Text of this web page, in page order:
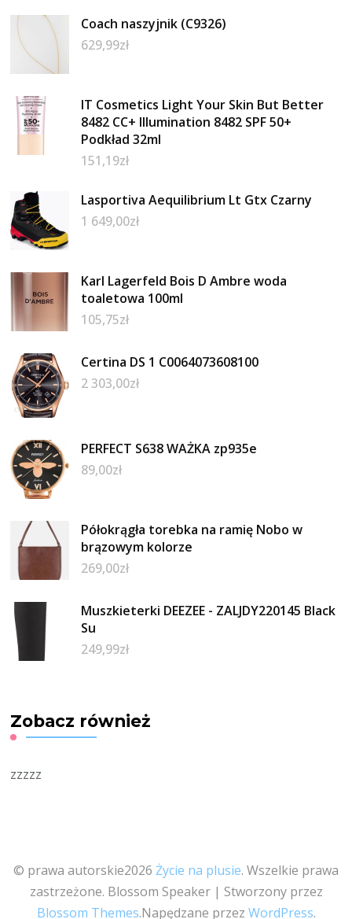
Coach naszyjnik (C9326)
629,99zł
IT Cosmetics Light Your Skin But Better
8482 CC+ Illumination 8482 SPF 50+
Podkład 32ml
151,19zł
Lasportiva Aequilibrium Lt Gtx Czarny
1 649,00zł
Karl Lagerfeld Bois D Ambre woda
toaletowa 100ml
105,75zł
Certina DS 1 C0064073608100
2 303,00zł
PERFECT S638 WAŻKA zp935e
89,00zł
Półokrągła torebka na ramię Nobo w
brązowym kolorze
269,00zł
Muszkieterki DEEZEE - ZALJDY220145 Black
Su
249,99zł
Zobacz również
zzzzz
© prawa autorskie2026 Życie na plusie. Wszelkie prawa
zastrzeżone. Blossom Speaker | Stworzony przez
Blossom Themes.Napędzane przez WordPress.